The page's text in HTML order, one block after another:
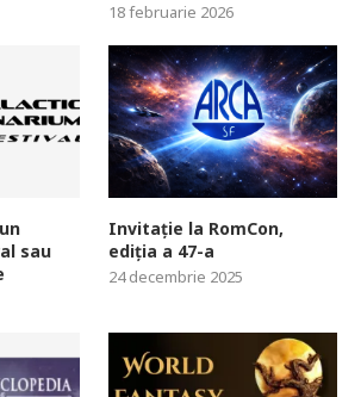
18 februarie 2026
sau
Invitație la RomCon,
ediția a 47-a
24 decembrie 2025